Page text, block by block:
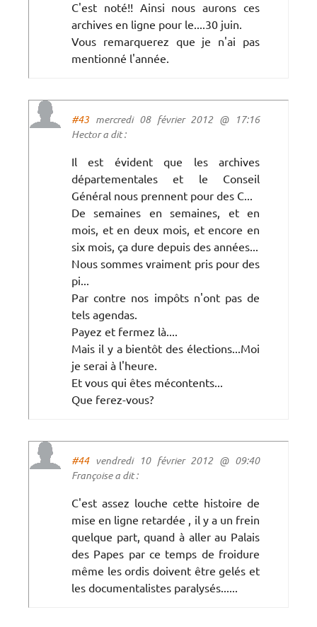
C'est noté!! Ainsi nous aurons ces
archives en ligne pour le....30 juin.
Vous remarquerez que je n'ai pas
mentionné l'année.
#43 mercredi 08 février 2012 @ 17:16
Hector a dit :
Il est évident que les archives
départementales et le Conseil
Général nous prennent pour des C...
De semaines en semaines, et en
mois, et en deux mois, et encore en
six mois, ça dure depuis des années...
Nous sommes vraiment pris pour des
pi...
Par contre nos impôts n'ont pas de
tels agendas.
Payez et fermez là....
Mais il y a bientôt des élections...Moi
je serai à l'heure.
Et vous qui êtes mécontents...
Que ferez-vous?
#44vendredi 10 février 2012 @ 09:40
Françoise a dit :
C'est assez louche cette histoire de
mise en ligne retardée , il y a un frein
quelque part, quand à aller au Palais
des Papes par ce temps de froidure
même les ordis doivent être gelés et
les documentalistes paralysés......